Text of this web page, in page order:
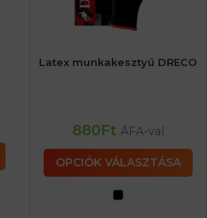
Latex munkakesztyű DRECO
880Ft ÁFA-val
OPCIÓK VÁLASZTÁSA